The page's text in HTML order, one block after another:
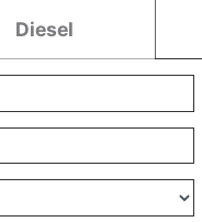
Diesel